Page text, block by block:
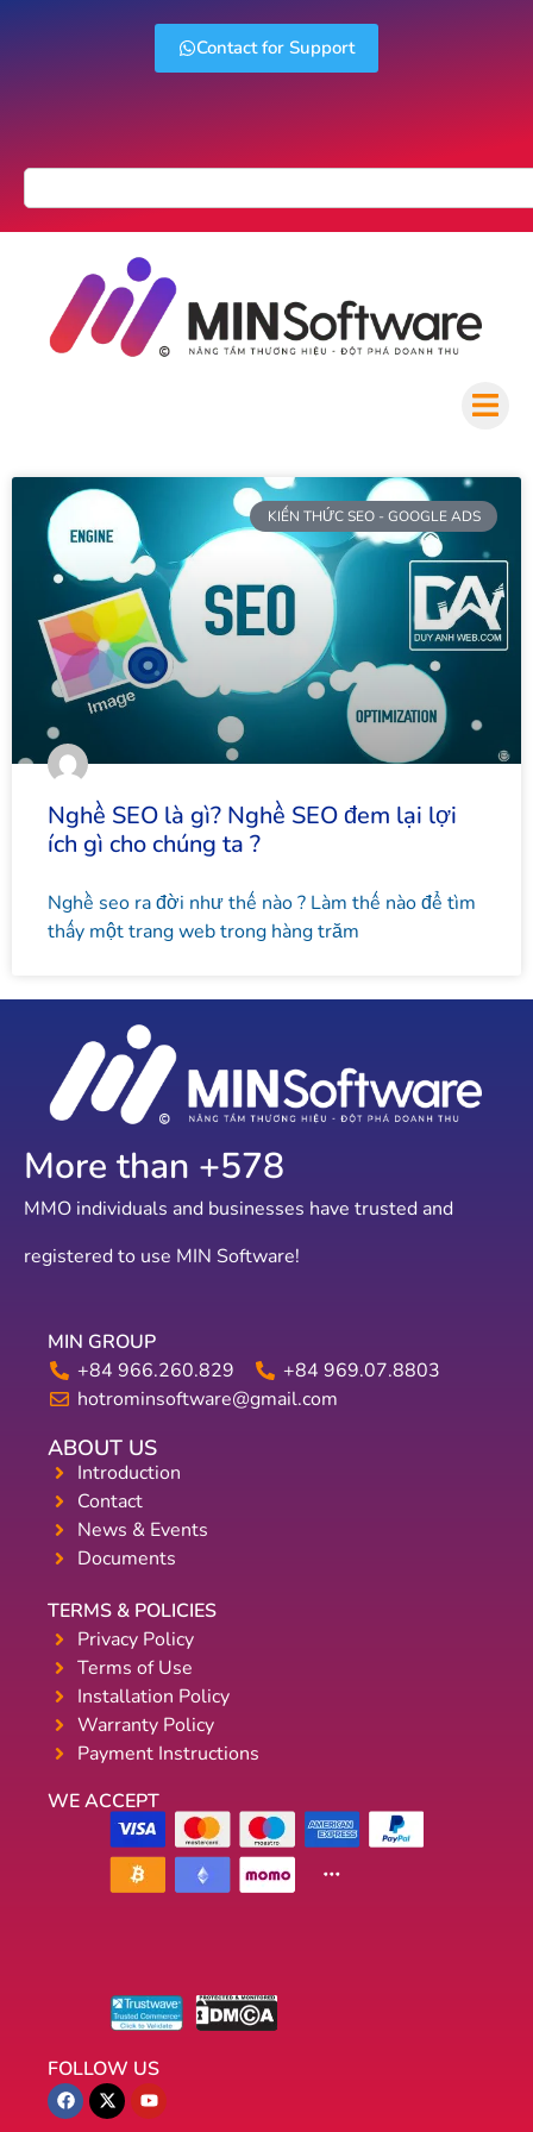
Contact for Support
KIẾN THỨC SEO - GOOGLE ADS
Nghề SEO là gì? Nghề SEO đem lại lợi
ích gì cho chúng ta ?
Nghề seo ra đời như thế nào ? Làm thế nào để tìm
thấy một trang web trong hàng trăm
MMO individuals and businesses have trusted and
registered to use MIN Software!
More than +641
MIN GROUP
+84 966.260.829
+84 969.07.8803
hotrominsoftware@gmail.com
ABOUT US
Introduction
Contact
News & Events
Documents
TERMS & POLICIES
Privacy Policy
Terms of Use
Installation Policy
Warranty Policy
Payment Instructions
WE ACCEPT
FOLLOW US